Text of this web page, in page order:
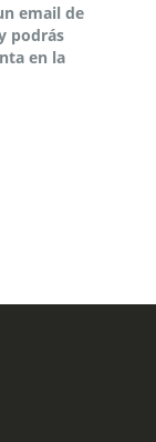
email de
podrás
en la